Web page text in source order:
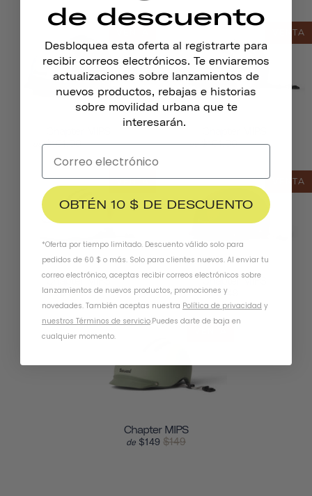
de $101.00$149.00
VENTA
de $101.00$149.00
VENTA
Chapter MIPS
de $149 $149
VENTA
Chapter MIPS
de $149
Chapter MIPS
de $149 $149
de descuento
Desbloquea esta oferta al registrarte para
recibir correos electrónicos. Te enviaremos
actualizaciones sobre lanzamientos de
nuevos productos, rebajas e historias
sobre movilidad urbana que te
interesarán.
OBTÉN 10 $ DE DESCUENTO
*Oferta por tiempo limitado. Descuento válido solo para
pedidos de 60 $ o más. Solo para clientes nuevos. Al enviar tu
correo electrónico, aceptas recibir correos electrónicos sobre
lanzamientos de nuevos productos, promociones y
novedades. También aceptas nuestra Política de privacidad y
nuestros Términos de servicio.Puedes darte de baja en
cualquier momento.